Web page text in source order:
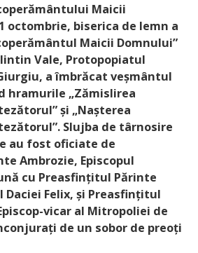
Maicii
octombrie, biserica de lemn a
Maicii Domnului”
Vale, Protopopiatul
a îmbrăcat veșmântul
hramurile „Zămislirea
și „Nașterea
Slujba de târnosire
au fost oficiate de
Ambrozie, Episcopul
cu Preasfințitul Părinte
Daciei Felix, și Preasfințitul
vicar al Mitropoliei de
de un sobor de preoți